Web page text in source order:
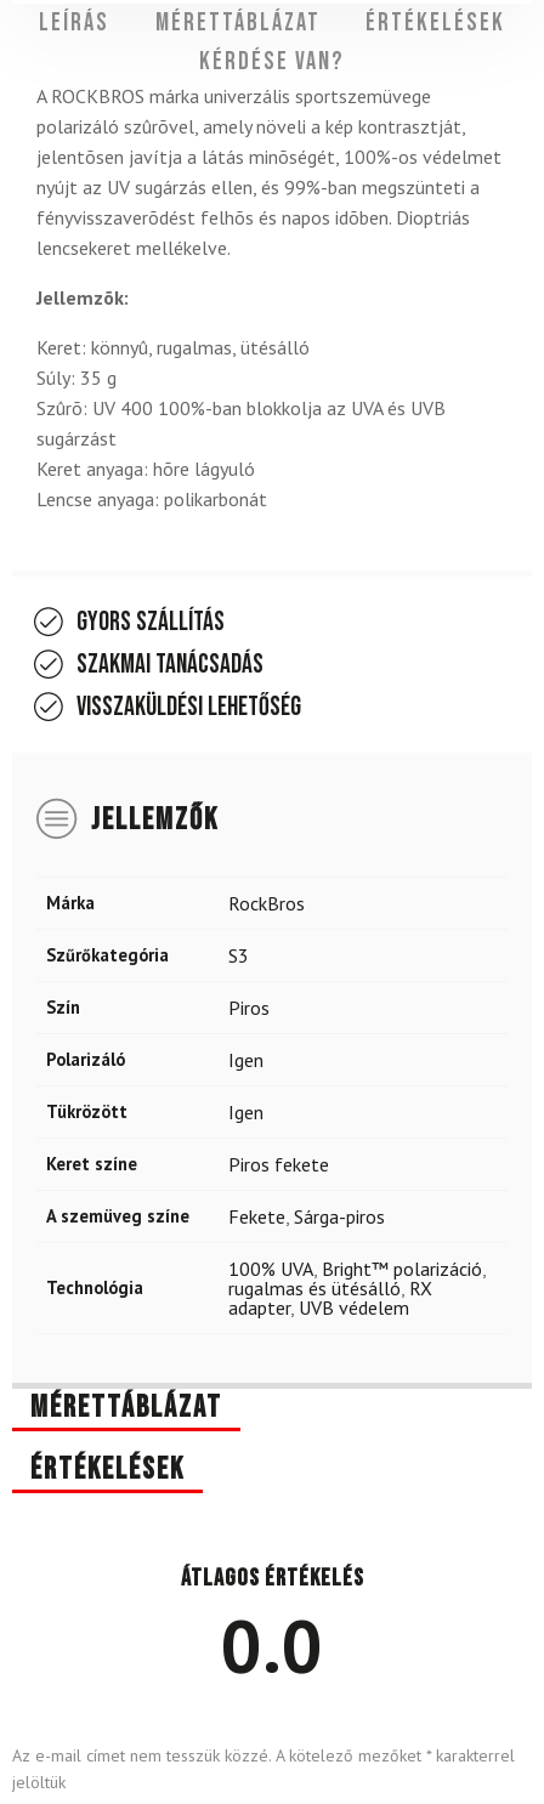
Leírás Mérettáblázat
Értékelések
Kérdése van?
A ROCKBROS márka univerzális sportszemüvege
polarizáló szûrõvel, amely növeli a kép kontrasztját,
jelentõsen javítja a látás minõségét, 100%-os védelmet
nyújt az UV sugárzás ellen, és 99%-ban megszünteti a
fényvisszaverõdést felhõs és napos idõben. Dioptriás
lencsekeret mellékelve.
Jellemzõk:
Keret: könnyû, rugalmas, ütésálló
Súly: 35 g
Szûrõ: UV 400 100%-ban blokkolja az UVA és UVB
sugárzást
Keret anyaga: hõre lágyuló
Lencse anyaga: polikarbonát
Gyors szállítás
Szakmai tanácsadás
Visszaküldési lehetőség
JELLEMZŐK
Márka RockBros
Szűrőkategória S3
Szín Piros
Polarizáló Igen
Tükrözött Igen
Keret színe Piros fekete
A szemüveg színe Fekete, Sárga-piros
Technológia
100% UVA, Bright™ polarizáció,
rugalmas és ütésálló, RX
adapter, UVB védelem
Mérettáblázat
Értékelések
Átlagos értékelés
0.0
Az e-mail címet nem tesszük közzé. A kötelező mezőket *karakterrel
jelöltük